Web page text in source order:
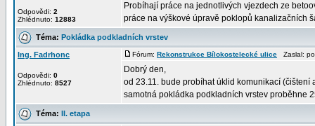
Odpovědi: 2
Zhlédnuto: 12883
Probíhají práce na jednotlivých vjezdech ze
práce na výškové úpravě poklopů kanalizačních
Téma: Pokládka podkladních vrstev
Ing. Fadrhonc
Odpovědi: 0
Zhlédnuto: 8527
Fórum: Rekonstrukce Bílokostelecké ulice Zaslal:
Dobrý den,
od 23.11. bude probíhat úklid komunikací
samotná pokládka podkladních vrstev proběhne
Téma: II. etapa